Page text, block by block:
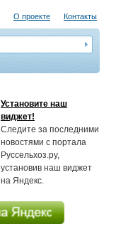
О проекте Контакты
Установите наш
виджет!
Следите за последними
новостями с портала
Руссельхоз.ру,
установив наш виджет
на Яндекс.